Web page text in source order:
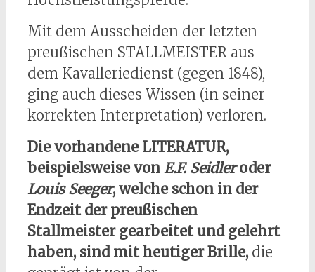
Mit dem Ausscheiden der letzten
preußischen STALLMEISTER aus
dem Kavalleriedienst (gegen 1848),
ging auch dieses Wissen (in seiner
korrekten Interpretation) verloren.
Die vorhandene LITERATUR,
beispielsweise von E.F. Seidleroder
Louis Seeger, welche schon in der
Endzeit der preußischen
Stallmeister gearbeitet und gelehrt
haben, sind mit heutiger Brille,die